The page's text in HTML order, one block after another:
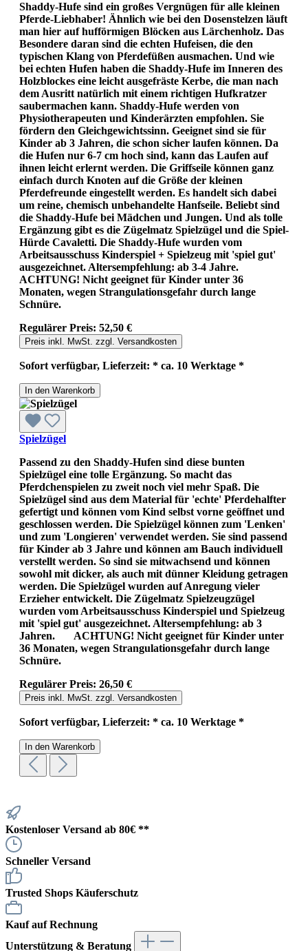
Shaddy-Hufe sind ein großes Vergnügen für alle kleinen
Pferde-Liebhaber! Ähnlich wie bei den Dosenstelzen läuft
man hier auf hufförmigen Blöcken aus Lärchenholz. Das
Besondere daran sind die echten Hufeisen, die den
typischen Klang von Pferdefüßen ausmachen. Und wie
bei echten Hufen haben die Shaddy-Hufe im Inneren des
Holzblockes eine leicht ausgefräste Kerbe, die man nach
dem Ausritt natürlich mit einem richtigen Hufkratzer
saubermachen kann. Shaddy-Hufe werden von
Physiotherapeuten und Kinderärzten empfohlen. Sie
fördern den Gleichgewichtssinn. Geeignet sind sie für
Kinder ab 3 Jahren, die schon sicher laufen können. Da
die Hufen nur 6-7 cm hoch sind, kann das Laufen auf
ihnen leicht erlernt werden. Die Griffseile können ganz
einfach durch Knoten auf die Größe der kleinen
Pferdefreunde eingestellt werden. Es handelt sich dabei
um reine, chemisch unbehandelte Hanfseile. Beliebt sind
die Shaddy-Hufe bei Mädchen und Jungen. Und als tolle
Ergänzung gibt es die Zügelmatz Spielzügel und die Spiel-
Hürde Cavaletti. Die Shaddy-Hufe wurden vom
Arbeitsausschuss Kinderspiel + Spielzeug mit 'spiel gut'
ausgezeichnet. Altersempfehlung: ab 3-4 Jahre.
ACHTUNG! Nicht geeignet für Kinder unter 36
Monaten, wegen Strangulationsgefahr durch lange
Schnüre.
Regulärer Preis: 52,50 €
Preis inkl. MwSt. zzgl. Versandkosten
Sofort verfügbar, Lieferzeit: * ca. 10 Werktage *
In den Warenkorb
Spielzügel
Passend zu den Shaddy-Hufen sind diese bunten
Spielzügel eine tolle Ergänzung. So macht das
Pferdchenspielen zu zweit noch viel mehr Spaß. Die
Spielzügel sind aus dem Material für 'echte' Pferdehalfter
gefertigt und können vom Kind selbst vorne geöffnet und
geschlossen werden. Die Spielzügel können zum 'Lenken'
und zum 'Longieren' verwendet werden. Sie sind passend
für Kinder ab 3 Jahre und können am Bauch individuell
verstellt werden. So sind sie mitwachsend und können
sowohl mit dicker, als auch mit dünner Kleidung getragen
werden. Die Spielzügel wurden auf Anregung vieler
Erzieher entwickelt. Die Zügelmatz Spielzeugzügel
wurden vom Arbeitsausschuss Kinderspiel und Spielzeug
mit 'spiel gut' ausgezeichnet. Altersempfehlung: ab 3
Jahren. ACHTUNG! Nicht geeignet für Kinder unter
36 Monaten, wegen Strangulationsgefahr durch lange
Schnüre.
Regulärer Preis: 26,50 €
Preis inkl. MwSt. zzgl. Versandkosten
Sofort verfügbar, Lieferzeit: * ca. 10 Werktage *
In den Warenkorb
Kostenloser Versand ab 80€ **
Schneller Versand
Trusted Shops Käuferschutz
Kauf auf Rechnung
Unterstützung & Beratung